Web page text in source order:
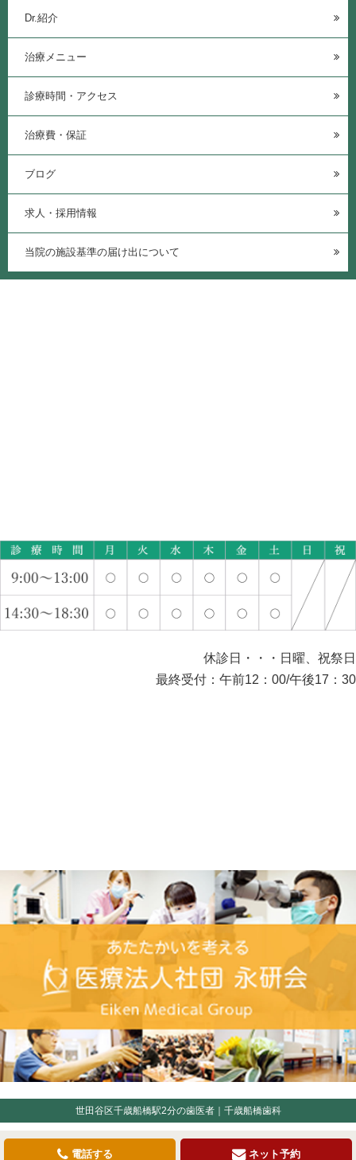
Dr.紹介
治療メニュー
診療時間・アクセス
治療費・保証
ブログ
求人・採用情報
当院の施設基準の届け出について
休診日・・・日曜、祝祭日
最終受付：午前12：00/午後17：30
世田谷区千歳船橋駅2分の歯医者｜千歳船橋歯科
電話する ネット予約